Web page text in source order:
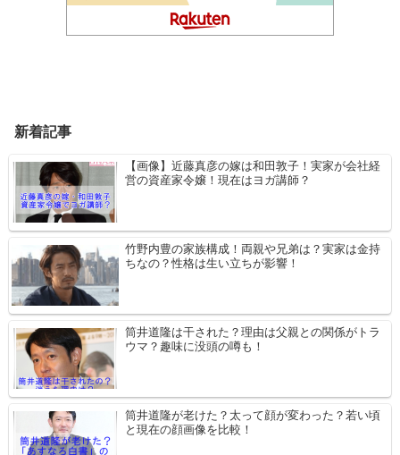
新着記事
【画像】近藤真彦の嫁は和田敦子！実家が会社経
営の資産家令嬢！現在はヨガ講師？
竹野内豊の家族構成！両親や兄弟は？実家は金持
ちなの？性格は生い立ちが影響！
筒井道隆は干された？理由は父親との関係がトラ
ウマ？趣味に没頭の噂も！
筒井道隆が老けた？太って顔が変わった？若い頃
と現在の顔画像を比較！